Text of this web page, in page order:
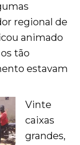
regional de
animado
tão
estavam
Vinte
caixas
grandes,